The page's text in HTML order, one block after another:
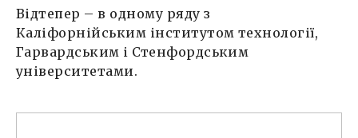
Відтепер – в одному ряду з
Каліфорнійським інститутом технології,
Гарвардським і Стенфордським
університетами.